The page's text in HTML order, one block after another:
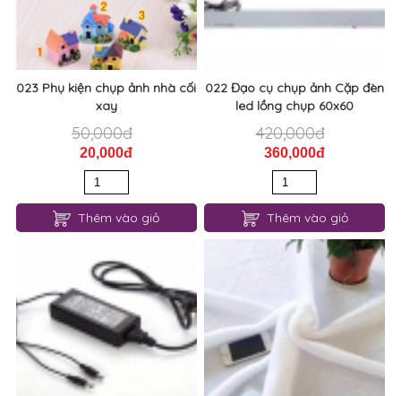
023 Phụ kiện chụp ảnh nhà cối
xay
50,000đ
20,000đ
Thêm vào giỏ
022 Đạo cụ chụp ảnh Cặp đèn
led lồng chụp 60x60
420,000đ
360,000đ
Thêm vào giỏ